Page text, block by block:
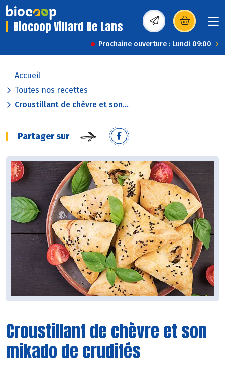
Biocoop Villard De Lans (s’ouvre dans une
Prochaine ouverture : Lundi 09:00
Accueil
Toutes nos recettes
Croustillant de chèvre et son...
Partager sur
Croustillant de chèvre et son
mikado de crudités